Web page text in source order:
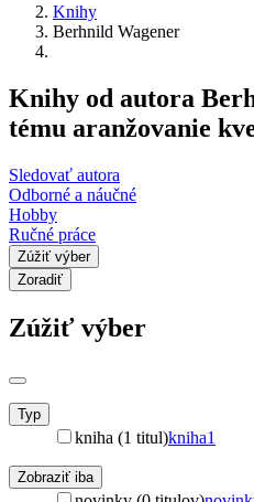
Knihy
Berhnild Wagener
Knihy od autora
tému aranžovanie
Sledovať autora
Odborné a náučné
Hobby
Ručné práce
Zúžiť výber
Zoradiť
Zúžiť výber
Typ
kniha (1 titul)kniha1
Zobraziť iba